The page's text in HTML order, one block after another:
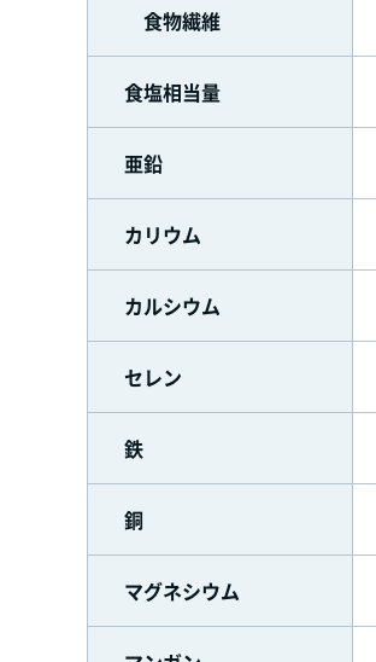
食物繊維
食塩相当量
亜鉛
カリウム
カルシウム
セレン
鉄
銅
マグネシウム